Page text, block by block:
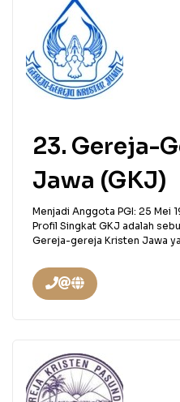
23. Gereja-
Jawa (GKJ)
Menjadi Anggota PGI: 25 Mei
Profil Singkat GKJ adalah
Gereja-gereja Kristen Jawa